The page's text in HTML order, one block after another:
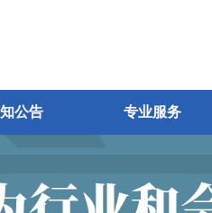
公告 专业服务